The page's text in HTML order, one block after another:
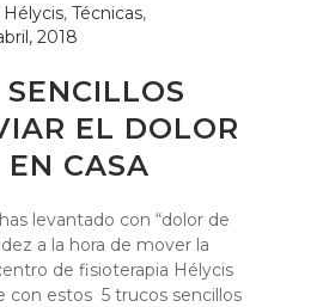
Hélycis, Técnicas,
2018
EL DOLOR
EN CASA
levantado con “dolor de
a la hora de mover la
de fisioterapia Hélycis
con estos 5 trucos sencillos